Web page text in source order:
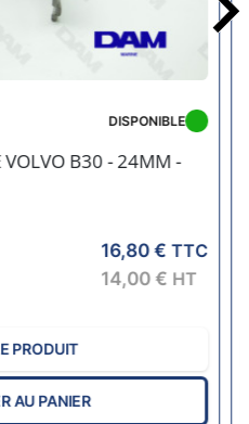
VOLVO B30 - 24MM -
DISPONIBLE
16,80 € TTC
14,00 € HT
PRODUIT
AU PANIER